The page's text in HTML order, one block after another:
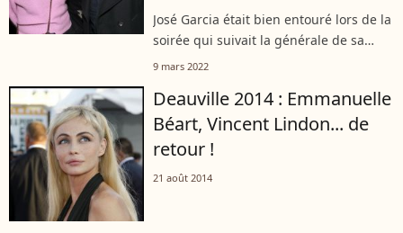
José Garcia était bien entouré lors de la
soirée qui suivait la générale de sa
nouvelle pièce au théâtre du Rond-
sur les planches pour l'acteur...
9 mars 2022
Deauville 2014 : Emmanuelle
Béart, Vincent Lindon... de
retour !
21 août 2014